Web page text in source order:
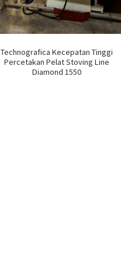
Technografica Kecepatan Tinggi
Percetakan Pelat Stoving Line
Diamond 1550